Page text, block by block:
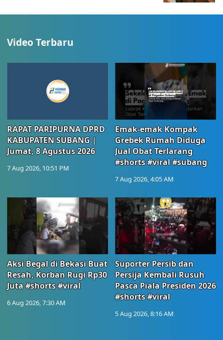
Video Terbaru
RAPAT PARIPURNA DPRD
KABUPATEN SUBANG |
Jumat, 8 Agustus 2026
7 Aug 2026, 10:51 PM
Emak-emak Kompak
Grebek Rumah Diduga
Jual Obat Terlarang
#shorts #viral #subang
7 Aug 2026, 4:05 AM
Aksi Begal di Bekasi Buat
Resah, Korban Rugi Rp30
Juta #shorts #viral
6 Aug 2026, 7:30 AM
Suporter Persib dan
Persija Kembali Rusuh
Pasca Piala Presiden 2026
#shorts #viral
5 Aug 2026, 8:16 AM